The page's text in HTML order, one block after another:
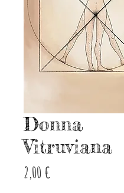
Donna
Vitruviana
2,00 €